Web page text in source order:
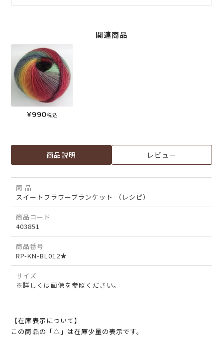
関連商品
¥990税込
商品説明 レビュー
商 品
スイートフラワーブランケット （レシピ）
商品コード
403851
商品番号
RP-KN-BL012★
サイズ
※詳しくは画像を参照ください。
【在庫表示について】
この商品の「△」は在庫少量の表示です。